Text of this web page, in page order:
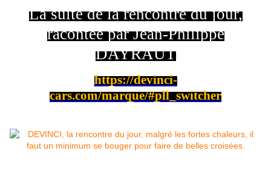
La suite de la rencontre du jour,
racontée par Jean-Philippe
DAYRAUT
https://devinci-
cars.com/marque/#pll_switcher